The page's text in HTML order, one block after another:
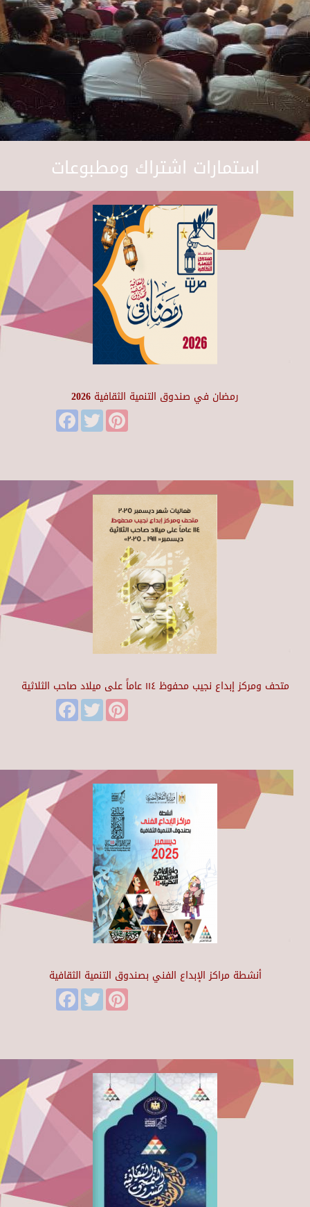
استمارات اشتراك ومطبوعات
رمضان في صندوق التنمية الثقافية 2026
FacebookTwitter
متحف ومركز إبداع نجيب محفوظ ١١٤ عاماً على ميلاد صاحب الثلاثية
FacebookTwitter
أنشطة مراكز الإبداع الفني بصندوق التنمية الثقافية
FacebookTwitter